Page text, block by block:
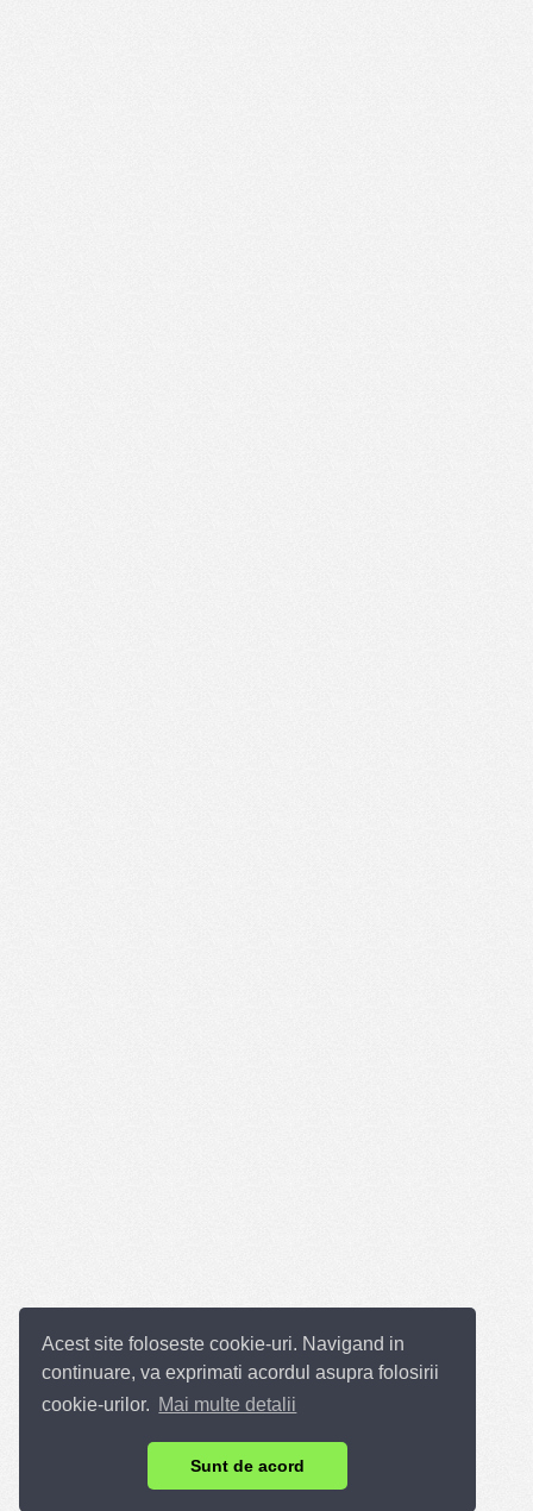
Acest site foloseste cookie-uri. Navigand in
continuare, va exprimati acordul asupra folosirii
cookie-urilor. Mai multe detalii
Sunt de acord